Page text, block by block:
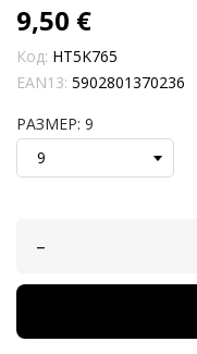
9,50 €
Код: HT5K765
EAN13: 5902801370236
РАЗМЕР: 9
–